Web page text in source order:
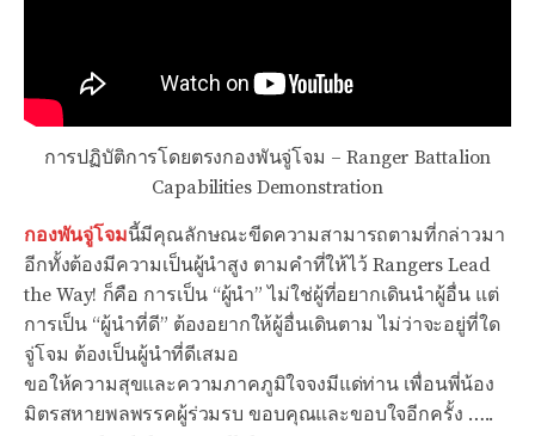
การปฏิบัติการโดยตรงกองพันจู่โจม – Ranger Battalion
Capabilities Demonstration
กองพันจู่โจมนี้มีคุณลักษณะขีดความสามารถตามที่กล่าวมา
อีกทั้งต้องมีความเป็นผู้นำสูง ตามคำที่ให้ไว้ Rangers Lead
the Way! ก็คือ การเป็น “ผู้นำ” ไม่ใช่ผู้ที่อยากเดินนำผู้อื่น แต่
การเป็น “ผู้นำที่ดี” ต้องอยากให้ผู้อื่นเดินตาม ไม่ว่าจะอยู่ที่ใด
จู่โจม ต้องเป็นผู้นำที่ดีเสมอ
ขอให้ความสุขและความภาคภูมิใจจงมีแด่ท่าน เพื่อนพี่น้อง
มิตรสหายพลพรรคผู้ร่วมรบ ขอบคุณและขอบใจอีกครั้ง …..